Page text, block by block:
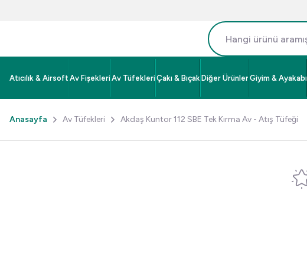
Atıcılık & Airsoft Av Fişekleri Av Tüfekleri Çakı & Bıçak Diğer Ürünler Giyim & Ayakabı
Anasayfa Av Tüfekleri Akdaş Kuntor 112 SBE Tek Kırma Av - Atış Tüfeği